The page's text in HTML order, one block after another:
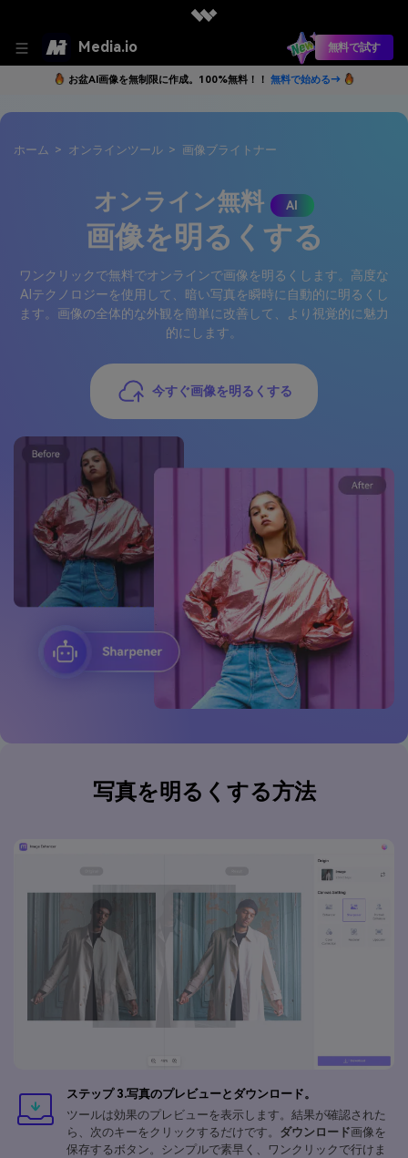
Media.io 無料で試す
お盆AI画像を無制限に作成。100%無料！！ 無料で始める→
ホーム > オンラインツール > 画像ブライトナー
オンライン無料 AI
画像を明るくする
ワンクリックで無料でオンラインで画像を明るくします。高度な
AIテクノロジーを使用して、暗い写真を瞬時に自動的に明るくし
ます。画像の全体的な外観を簡単に改善して、より視覚的に魅力
的にします。
今すぐ画像を明るくする
写真を明るくする方法
ステップ 3.写真のプレビューとダウンロード。
ツールは効果のプレビューを表示します。結果が確認された
ら、次のキーをクリックするだけです。 ダウンロード画像を
保存するボタン。シンプルで素早く、ワンクリックで行けま